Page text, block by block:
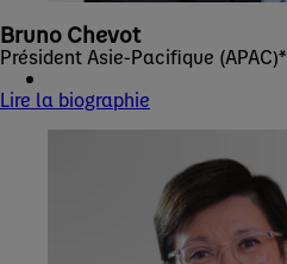
Bruno Chevot
Président Asie-Pacifique (APAC)*
Lire la biographie